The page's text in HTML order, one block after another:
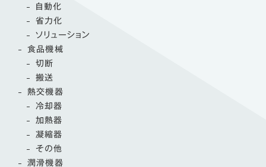
自動化
省力化
ソリューション
食品機械
切断
搬送
熱交機器
冷却器
加熱器
凝縮器
その他
潤滑機器